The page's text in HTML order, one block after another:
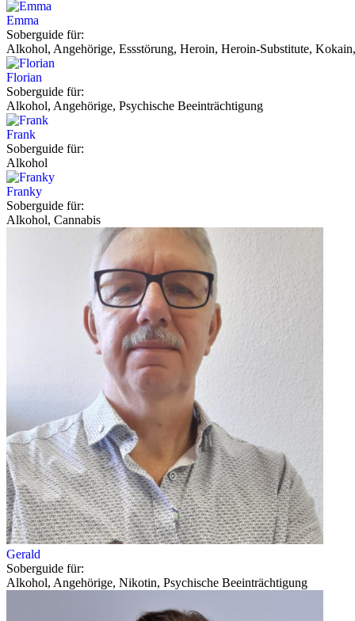
Emma
Soberguide für:
Alkohol, Angehörige, Essstörung, Heroin, Heroin-Substitute,
Florian
Soberguide für:
Alkohol, Angehörige, Psychische Beeinträchtigung
Frank
Soberguide für:
Alkohol
Franky
Soberguide für:
Alkohol, Cannabis
Gerald
Soberguide für:
Alkohol, Angehörige, Nikotin, Psychische Beeinträchtigung